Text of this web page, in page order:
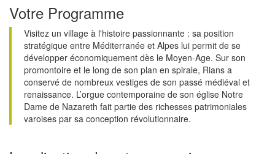
Votre Programme
Visitez un village à l'histoire passionnante : sa position
stratégique entre Méditerranée et Alpes lui permit de se
développer économiquement dès le Moyen-Age. Sur son
promontoire et le long de son plan en spirale, Rians a
conservé de nombreux vestiges de son passé médiéval et
renaissance. L’orgue contemporaine de son église Notre
Dame de Nazareth fait partie des richesses patrimoniales
varoises par sa conception révolutionnaire.